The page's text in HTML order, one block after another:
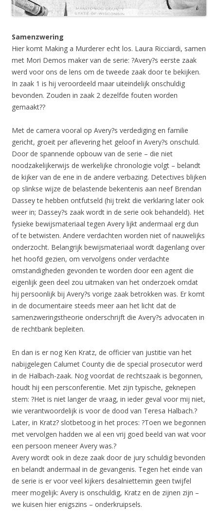
Samenzwering
Hier komt Making a Murderer echt los. Laura Ricciardi, samen
met Mori Demos maker van de serie: ?Avery?s eerste zaak
werd voor ons de lens om de tweede zaak door te bekijken.
In zaak 1 is hij veroordeeld maar uiteindelijk onschuldig
bevonden. Zouden in zaak 2 dezelfde fouten worden
gemaakt??
Met de camera vooral op Avery?s verdediging en familie
gericht, groeit per aflevering het geloof in Avery?s onschuld.
Door de spannende opbouw van de serie – die niet
noodzakelijkerwijs de werkelijke chronologie volgt – belandt
de kijker van de ene in de andere verbazing. Detectives blijken
op slinkse wijze de belastende bekentenis aan neef Brendan
Dassey te hebben ontfutseld (hij trekt die verklaring later ook
weer in; Dassey?s zaak wordt in de serie ook behandeld). Het
fysieke bewijsmateriaal tegen Avery lijkt andermaal erg dun
of te betwisten. Andere verdachten worden niet of nauwelijks
onderzocht. Belangrijk bewijsmateriaal wordt dagenlang over
het hoofd gezien, om vervolgens onder verdachte
omstandigheden gevonden te worden door een agent die
eigenlijk geen deel zou uitmaken van het onderzoek omdat
hij persoonlijk bij Avery?s vorige zaak betrokken was. Er komt
in de documentaire steeds meer aan het licht dat de
samenzweringstheorie onderschrijft die Avery?s advocaten in
de rechtbank bepleiten.
En dan is er nog Ken Kratz, de officier van justitie van het
nabijgelegen Calumet County die de special prosecutor werd
in de Halbach-zaak. Nog voordat de rechtszaak is begonnen,
houdt hij een persconferentie. Met zijn typische, geknepen
stem: ?Het is niet langer de vraag, in ieder geval voor mij niet,
wie verantwoordelijk is voor de dood van Teresa Halbach.?
Later, in Kratz? slotbetoog in het proces: ?Toen we begonnen
met vervolgen hadden we al een vrij goed beeld van wat voor
een persoon meneer Avery was.?
Avery wordt ook in deze zaak door de jury schuldig bevonden
en belandt andermaal in de gevangenis. Tegen het einde van
de serie is er voor veel kijkers desalniettemin geen twijfel
meer mogelijk: Avery is onschuldig, Kratz en de zijnen zijn –
we kuisen hier enigszins – onderkruipsels.